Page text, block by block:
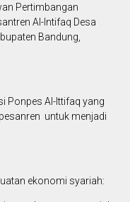
Pertimbangan
Al-Intifaq Desa
Bandung,
Ponpes Al-Ittifaq yang
untuk menjadi
ekonomi syariah: